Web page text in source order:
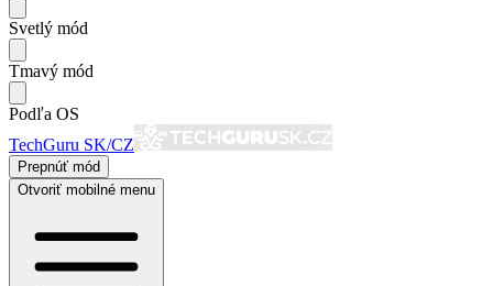
Svetlý mód
Tmavý mód
Podľa OS
TechGuru SK/CZ
Prepnúť mód
Otvoriť mobilné menu